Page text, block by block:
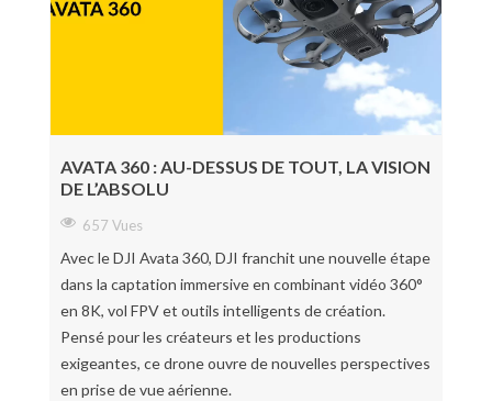
AVATA 360 : AU-DESSUS DE TOUT, LA VISION
DE L’ABSOLU
657 Vues
Avec le DJI Avata 360, DJI franchit une nouvelle étape
dans la captation immersive en combinant vidéo 360°
en 8K, vol FPV et outils intelligents de création.
Pensé pour les créateurs et les productions
exigeantes, ce drone ouvre de nouvelles perspectives
en prise de vue aérienne.